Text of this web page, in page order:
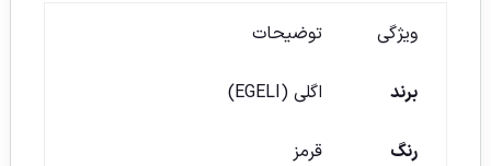
ویژگی
توضیحات
برند اگلی (EGELI)
رنگ قرمز